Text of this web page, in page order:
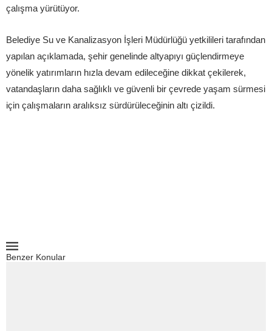
çalışma yürütüyor.
Belediye Su ve Kanalizasyon İşleri Müdürlüğü yetkilileri tarafından
yapılan açıklamada, şehir genelinde altyapıyı güçlendirmeye
yönelik yatırımların hızla devam edileceğine dikkat çekilerek,
vatandaşların daha sağlıklı ve güvenli bir çevrede yaşam sürmesi
için çalışmaların aralıksız sürdürüleceğinin altı çizildi.
Benzer Konular